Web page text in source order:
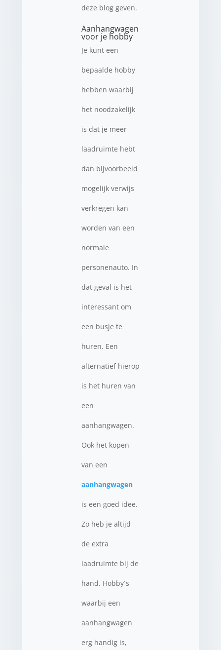
deze blog geven.
Aanhangwagen
voor je hobby
Je kunt een
bepaalde hobby
hebben waarbij
het noodzakelijk
is dat je meer
laadruimte hebt
dan bijvoorbeeld
mogelijk verwijs
verkregen kan
worden van een
normale
personenauto. In
dat geval is het
interessant om
een busje te
huren. Een
alternatief hierop
is het huren van
een
aanhangwagen.
Ook het kopen
van een
aanhangwagen
is een goed idee.
Zo heb je altijd
de extra
laadruimte bij de
hand. Hobby´s
waarbij een
aanhangwagen
erg handig is,